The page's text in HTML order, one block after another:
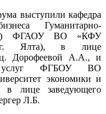
выступили кафедра
Гуманитарно-
ФГАОУ ВО «КФУ
Ялта), в лице
Дорофеевой А.А., и
услуг ФГБОУ ВО
экономики и
в лице заведующего
Л.Б.